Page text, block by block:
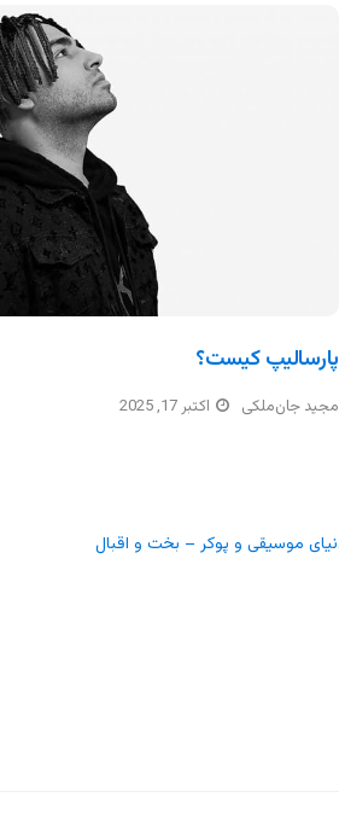
پارسالیپ کیست؟
مجید جان‌ملکی اکتبر 17, 2025
دنیای موسیقی و پوکر – بخت و اقبال